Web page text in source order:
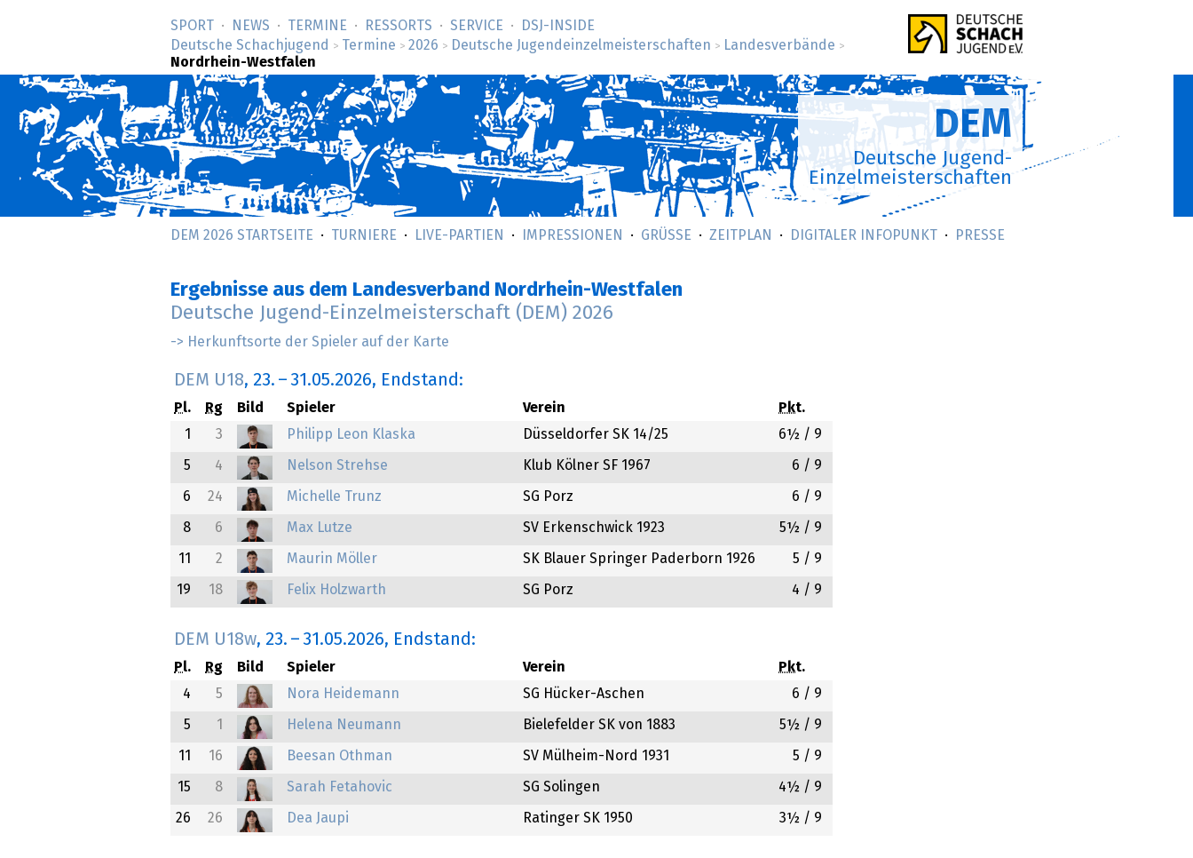
SPORT NEWS TERMINE RESSORTS SERVICE
DSJ-­INSIDE
Deutsche Schachjugend
> Termine > 2026 > Deutsche Jugendeinzelmeisterschaften > Landesverbände >
Nordrhein-Westfalen
DEM
Deutsche Jugend-
Einzelmeisterschaften
DEM 2026 STARTSEITE TURNIERE LIVE-PARTIEN IMPRESSIONEN GRÜSSE ZEITPLAN DIGITALER INFOPUNKT PRESSE
Ergebnisse aus dem Landesverband Nordrhein-Westfalen
Deutsche Jugend-Einzelmeisterschaft (DEM) 2026
-> Herkunftsorte der Spieler auf der Karte
DEM U18, 23. – 31.05.2026, Endstand:
Pl. Rg Bild Spieler Verein
Pkt.
1
3 Philipp Leon Klaska Düsseldorfer SK 14/25 6½ / 9
5 4 Nelson Strehse Klub Kölner SF 1967 6 / 9
6 24 Michelle Trunz SG Porz 6 / 9
8 6 Max Lutze SV Erkenschwick 1923 5½ / 9
11 2 Maurin Möller SK Blauer Springer Paderborn 1926 5 / 9
19 18 Felix Holzwarth SG Porz 4 / 9
DEM U18w, 23. – 31.05.2026, Endstand:
Pl. Rg Bild Spieler Verein
Pkt.
4
5 Nora Heidemann SG Hücker-Aschen 6 / 9
5 1 Helena Neumann Bielefelder SK von 1883 5½ / 9
11 16 Beesan Othman SV Mülheim-Nord 1931 5 / 9
15 8 Sarah Fetahovic SG Solingen 4½ / 9
26 26 Dea Jaupi Ratinger SK 1950 3½ / 9